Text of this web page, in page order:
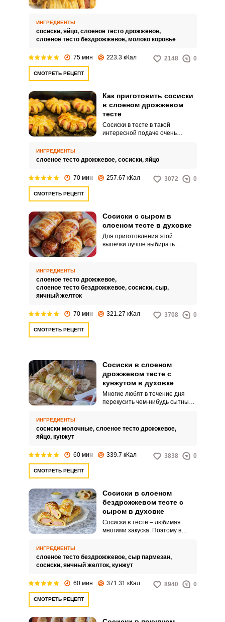
ИНГРЕДИЕНТЫ
сосиски, яйцо, слоеное тесто дрожжевое,
слоеное тесто бездрожжевое, молоко коровье
75 мин 223.3 кКал 2148 0
СМОТРЕТЬ РЕЦЕПТ
Как приготовить сосиски
в слоеном дрожжевом
тесте
Сосиски в тесте в такой
интересной подаче очень
завтрак с чаем или дополнить
просто устроить вкусный
перекус в любое время дня.
ИНГРЕДИЕНТЫ
слоеное тесто дрожжевое, сосиски, яйцо
70 мин 257.67 кКал 3072 0
СМОТРЕТЬ РЕЦЕПТ
Сосиски с сыром в
слоеном тесте в духовке
Для приготовления этой
выпечки лучше выбирать
начинку еще немного сыра, то
это сделает выпечку еще более
ароматной и нежной.
ИНГРЕДИЕНТЫ
слоеное тесто дрожжевое,
слоеное тесто бездрожжевое, сосиски, сыр,
яичный желток
70 мин 321.27 кКал 3708 0
СМОТРЕТЬ РЕЦЕПТ
Сосиски в слоеном
дрожжевом тесте с
кунжутом в духовке
Многие любят в течение дня
перекусить чем-нибудь сытным
сосисок и слоеного дрожжевого
ИНГРЕДИЕНТЫ
сосиски молочные, слоеное тесто дрожжевое,
яйцо, кунжут
60 мин 339.7 кКал 3838 0
СМОТРЕТЬ РЕЦЕПТ
Сосиски в слоеном
бездрожжевом тесте с
сыром в духовке
Сосиски в тесте – любимая
многими закуска. Поэтому в
выпечкой.
ИНГРЕДИЕНТЫ
слоеное тесто бездрожжевое, сыр пармезан,
сосиски, яичный желток, кунжут
60 мин 371.31 кКал 8940 0
СМОТРЕТЬ РЕЦЕПТ